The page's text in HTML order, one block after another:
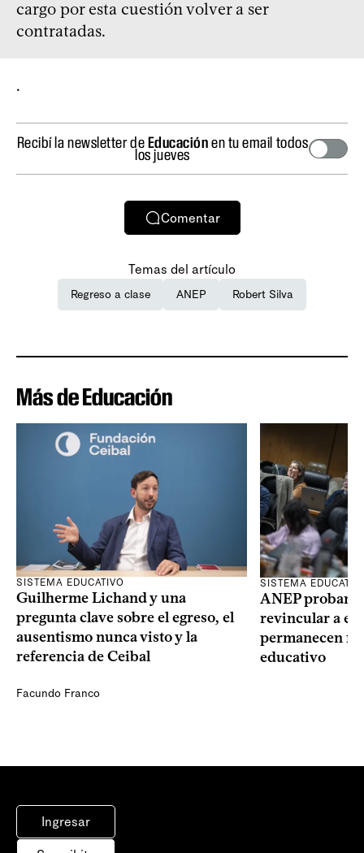
cargo por esta cuestión volver a ser
contratadas.
.
Recibí la newsletter deEducaciónen tu email todos
los jueves
Comentar
Temas del artículo
Regreso a clase ANEP Robert Silva
Más de Educación
SISTEMA EDUCATIVO
Guilherme Lichand y una
pregunta clave sobre el egreso, el
ausentismo nunca visto y la
referencia de Ceibal
Facundo Franco
SISTEMA
ANEP probará
revincular a
permanecen
educativo
Ingresar